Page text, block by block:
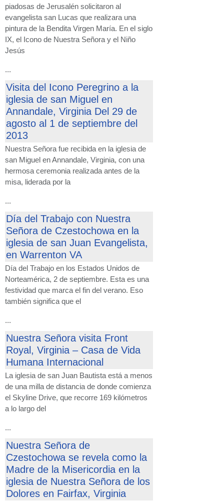
piadosas de Jerusalén solicitaron al
evangelista san Lucas que realizara una
pintura de la Bendita Virgen María. En el siglo
IX, el Icono de Nuestra Señora y el Niño
Jesús
...
Visita del Icono Peregrino a la
iglesia de san Miguel en
Annandale, Virginia Del 29 de
agosto al 1 de septiembre del
2013
Nuestra Señora fue recibida en la iglesia de
san Miguel en Annandale, Virginia, con una
hermosa ceremonia realizada antes de la
misa, liderada por la
...
Día del Trabajo con Nuestra
Señora de Czestochowa en la
iglesia de san Juan Evangelista,
en Warrenton VA
Día del Trabajo en los Estados Unidos de
Norteamérica, 2 de septiembre. Esta es una
festividad que marca el fin del verano. Eso
también significa que el
...
Nuestra Señora visita Front
Royal, Virginia – Casa de Vida
Humana Internacional
La iglesia de san Juan Bautista está a menos
de una milla de distancia de donde comienza
el Skyline Drive, que recorre 169 kilómetros
a lo largo del
...
Nuestra Señora de
Czestochowa se revela como la
Madre de la Misericordia en la
iglesia de Nuestra Señora de los
Dolores en Fairfax, Virginia